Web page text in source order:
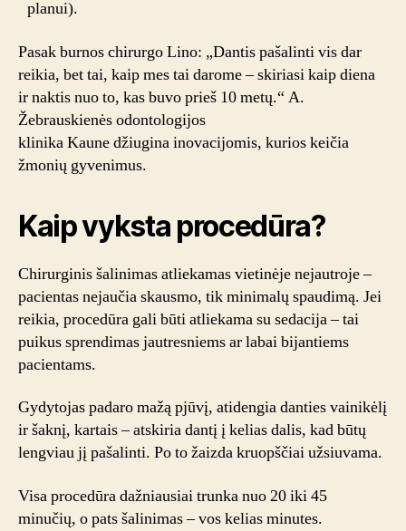
planui).
Pasak burnos chirurgo Lino: „Dantis pašalinti vis dar
reikia, bet tai, kaip mes tai darome – skiriasi kaip diena
ir naktis nuo to, kas buvo prieš 10 metų.“ A.
Žebrauskienės odontologijos
klinika Kaune džiugina inovacijomis, kurios keičia
žmonių gyvenimus.
Kaip vyksta procedūra?
Chirurginis šalinimas atliekamas vietinėje nejautroje –
pacientas nejaučia skausmo, tik minimalų spaudimą. Jei
reikia, procedūra gali būti atliekama su sedacija – tai
puikus sprendimas jautresniems ar labai bijantiems
pacientams.
Gydytojas padaro mažą pjūvį, atidengia danties vainikėlį
ir šaknį, kartais – atskiria dantį į kelias dalis, kad būtų
lengviau jį pašalinti. Po to žaizda kruopščiai užsiuvama.
Visa procedūra dažniausiai trunka nuo 20 iki 45
minučių, o pats šalinimas – vos kelias minutes.